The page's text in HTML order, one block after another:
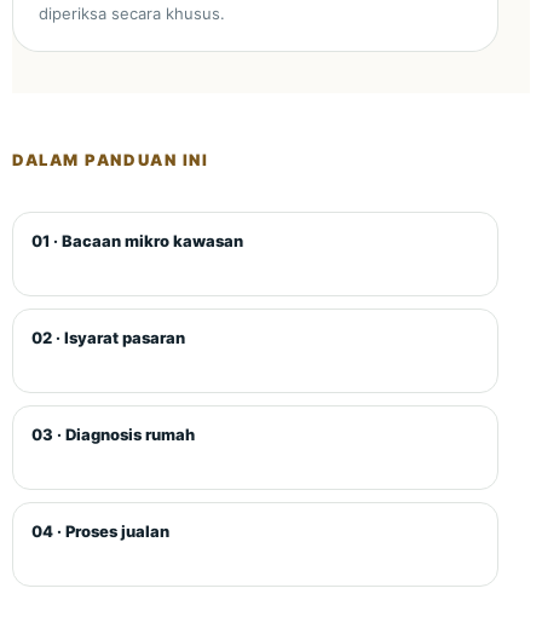
diperiksa secara khusus.
DALAM PANDUAN INI
01 · Bacaan mikro kawasan
02 · Isyarat pasaran
03 · Diagnosis rumah
04 · Proses jualan